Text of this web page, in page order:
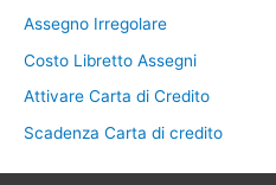
Assegno Irregolare
Costo Libretto Assegni
Attivare Carta di Credito
Scadenza Carta di credito